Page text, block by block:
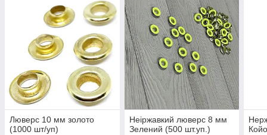
Люверс 10 мм золото
(1000 шт/уп)
Неіржавкий люверс 8 мм
Зелений (500 шт.уп.)